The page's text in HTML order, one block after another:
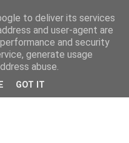
to deliver its services
and user-agent are
and security
generate usage
abuse.
GOT IT